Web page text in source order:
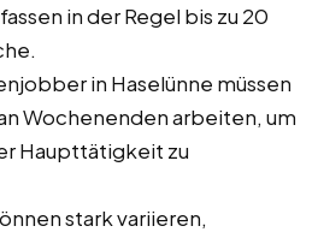
in der Regel bis zu 20
in Haselünne müssen
Wochenenden arbeiten, um
Haupttätigkeit zu
stark variieren,